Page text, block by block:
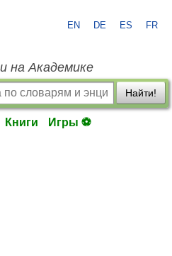
EN DE ES FR
на Академике
Найти!
Книги Игры ⚽